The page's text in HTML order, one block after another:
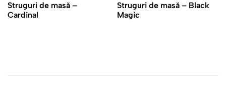
Struguri de masă –
Cardinal
Struguri de masă – Black
Magic